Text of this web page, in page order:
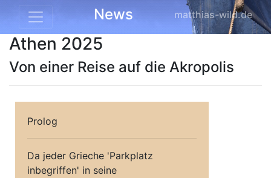
News matthias-wild.de
Athen 2025
Von einer Reise auf die Akropolis
Prolog
Da jeder Grieche 'Parkplatz
inbegriffen' in seine